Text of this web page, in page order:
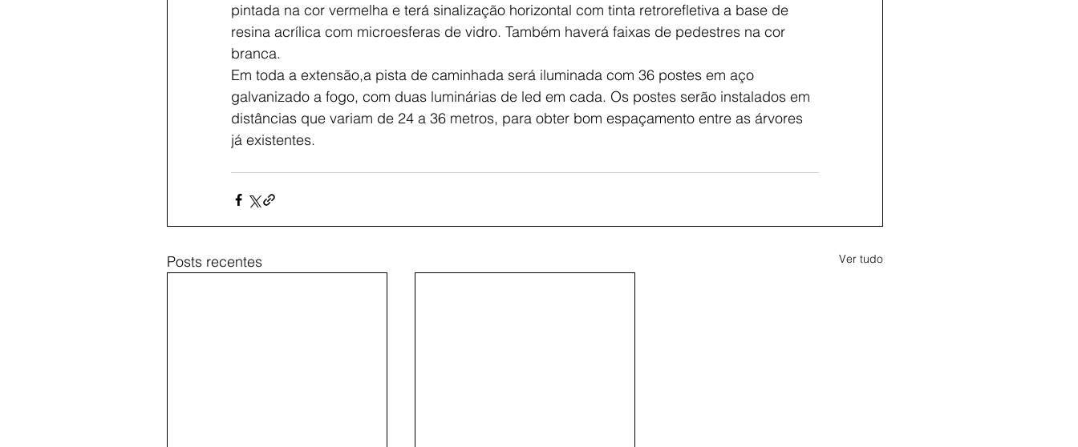
pintada na cor vermelha e terá sinalização horizontal com tinta retrorefletiva a base de
resina acrílica com microesferas de vidro. Também haverá faixas de pedestres na cor
branca.
Em toda a extensão,a pista de caminhada será iluminada com 36 postes em aço
galvanizado a fogo, com duas luminárias de led em cada. Os postes serão instalados em
distâncias que variam de 24 a 36 metros, para obter bom espaçamento entre as árvores
já existentes.
Posts recentes Ver tudo